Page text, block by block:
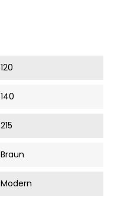
120
140
215
Braun
Modern